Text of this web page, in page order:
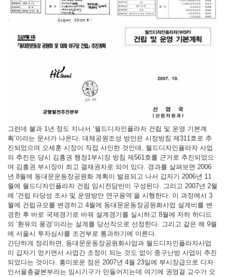
그런데 불과 1년 정도 지나서 ‘월드디자인플라자 건립 및 운영 기본계
획’이라는 문서가 나온다. 대체공원조성 방안은 시장방침 제311호로 추
진되었으며 오세훈 시장이 직접 사인한 것인데, 월드디자인플라자 사업
의 추진은 당시 김흥권 행정1부시장 방침 제561호를 근거로 추진되었으
며 김흥권 부시장이 최고 결재권자로 되어 있다. 경과를 살펴보면 2006
년 8월에 동대문운동장공원화 계획이 발표되고 나서 갑자기 2006년 11
월에 월드디자인플라자 건립 임시전담반이 구성된다. 그리고 2007년 2월
에 ‘건립 타당성 조사 및 운영방안 연구용역’을 시행한다. 이 과정에서 3
월에 건립규모를 변경하고 4월에 동대문운동장공원화사업 설계비를 변
경한 후 바로 국제경기로 바꿔 설계경기를 실시하고 8월에 자하 하디드
의 ‘환유의 풍경’이라는 설계를 당선작으로 선정한다. 그리고 같은 해 9월
에 서울시 투자심사를 조건부로 통과하기에 이른다.
간단하게 정리하면, 동대문운동장공원화사업과 월드디자인플라자사업
이 갑자기 엉키면서 사업간 조정이 되는 것도 없이 중구난방 사업이 추진
되었다는 것이다. 흥미로운 점은 2007년 4월 23일에 부시장급으로 디자
인서울총괄본부라는 임시기구가 만들어지는데 여기에 권영걸 교수가 오